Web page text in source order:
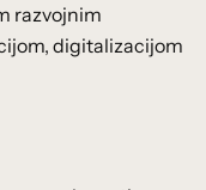
razvojnim
digitalizacijom